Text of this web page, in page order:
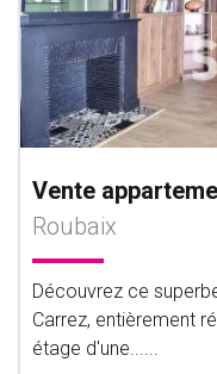
Vente
Roubaix
Découvrez ce
Carrez, entièrement
étage d'une......